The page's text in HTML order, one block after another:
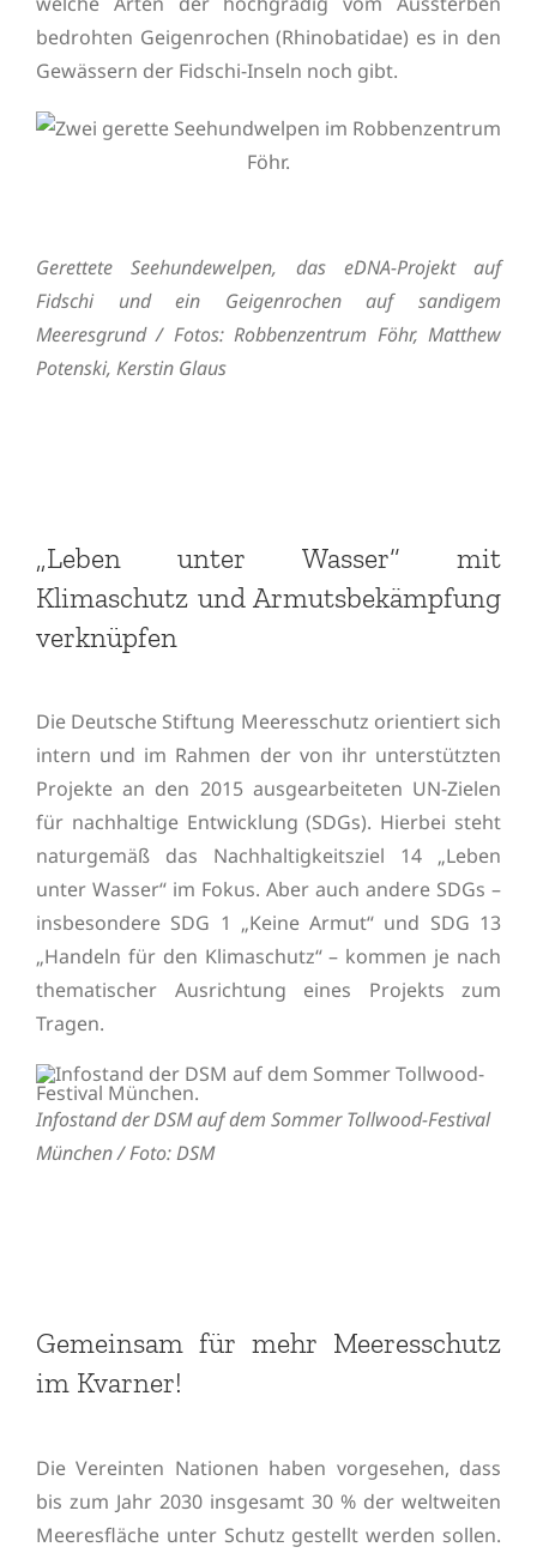
bedrohten Geigenrochen (Rhinobatidae) es in den
Gewässern der Fidschi-Inseln noch gibt.
Gerettete Seehundewelpen, das eDNA-Projekt auf
Fidschi und ein Geigenrochen auf sandigem
Meeresgrund / Fotos: Robbenzentrum Föhr, Matthew
Potenski, Kerstin Glaus
„Leben unter Wasser“ mit
Klimaschutz und Armutsbekämpfung
verknüpfen
Die Deutsche Stiftung Meeresschutz orientiert sich
intern und im Rahmen der von ihr unterstützten
Projekte an den 2015 ausgearbeiteten UN-Zielen
für nachhaltige Entwicklung (SDGs). Hierbei steht
naturgemäß das Nachhaltigkeitsziel 14 „Leben
unter Wasser“ im Fokus. Aber auch andere SDGs –
insbesondere SDG 1 „Keine Armut“ und SDG 13
„Handeln für den Klimaschutz“ – kommen je nach
thematischer Ausrichtung eines Projekts zum
Tragen.
Infostand der DSM auf dem Sommer Tollwood-Festival
München / Foto: DSM
Gemeinsam für mehr Meeresschutz
im Kvarner!
Die Vereinten Nationen haben vorgesehen, dass
bis zum Jahr 2030 insgesamt 30 % der weltweiten
Meeresfläche unter Schutz gestellt werden sollen.